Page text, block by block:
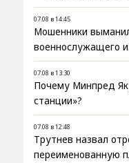
07.08 в 14:45
Мошенники
военнослужащего
07.08 в 13:30
Почему Минпред
станции»?
07.08 в 12:48
Трутнев назвал
переименованную